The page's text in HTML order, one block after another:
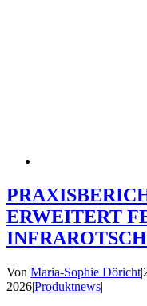
ERWEITERT
Von Maria-Sophie Döricht|
2026|Produktnews|